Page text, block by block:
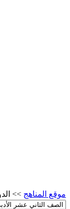
موقع المناهج >>